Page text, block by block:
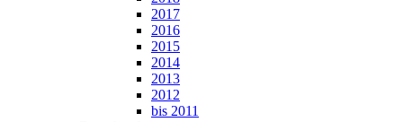
2017
2016
2015
2014
2013
2012
bis 2011